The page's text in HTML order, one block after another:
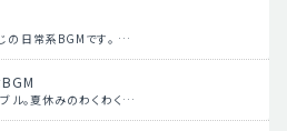
の日常系BGMです。 …
ル。夏休みのわくわく…